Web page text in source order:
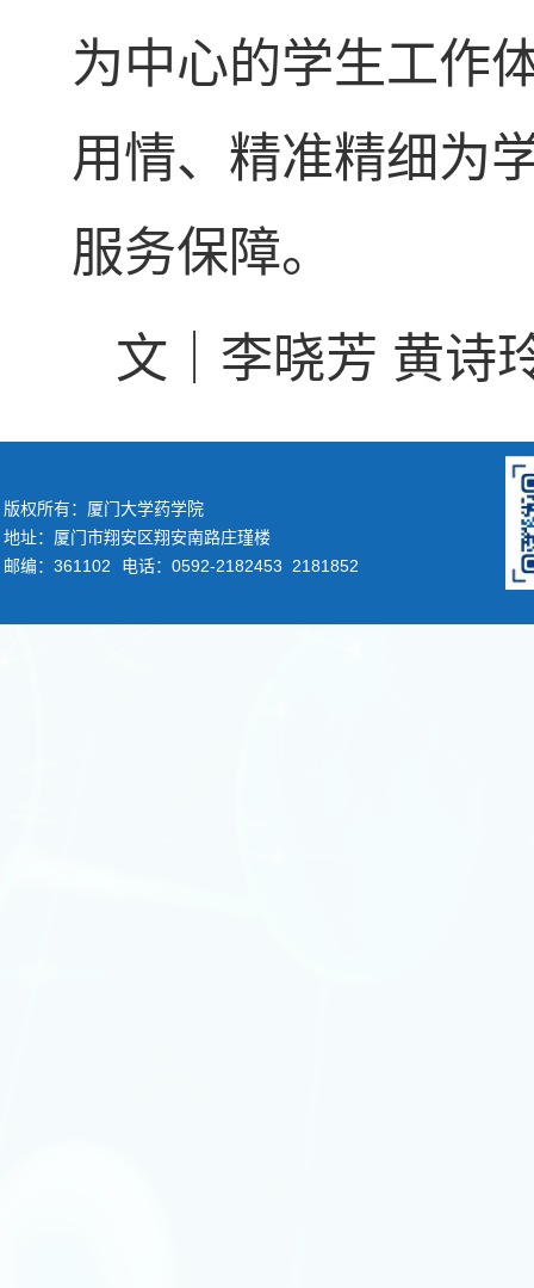
为中心的学生工作
用情、精准精细为
服务保障。
文｜李晓芳 黄诗
版权所有：厦门大学药学院
地址：厦门市翔安区翔安南路庄瑾楼
邮编：361102
电话：0592-2182453 2181852